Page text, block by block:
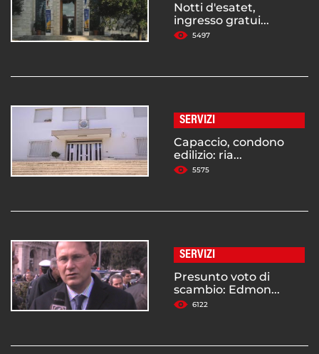
Notti d'esatet,
ingresso gratui...
5497
SERVIZI
Capaccio, condono
edilizio: ria...
5575
SERVIZI
Presunto voto di
scambio: Edmon...
6122